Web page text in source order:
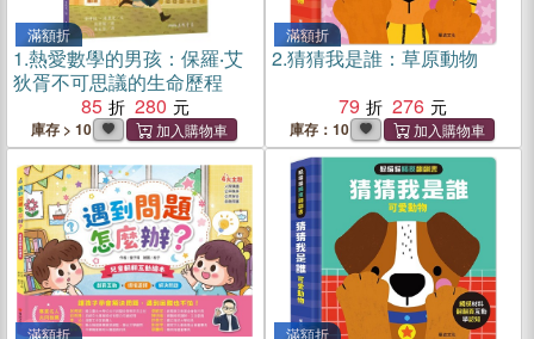
滿額折
1.熱愛數學的男孩：保羅‧艾
狄胥不可思議的生命歷程
85
280
庫存 > 10
滿額折
2.猜猜我是誰：草原動物
79
276
庫存：10
滿額折 滿額折